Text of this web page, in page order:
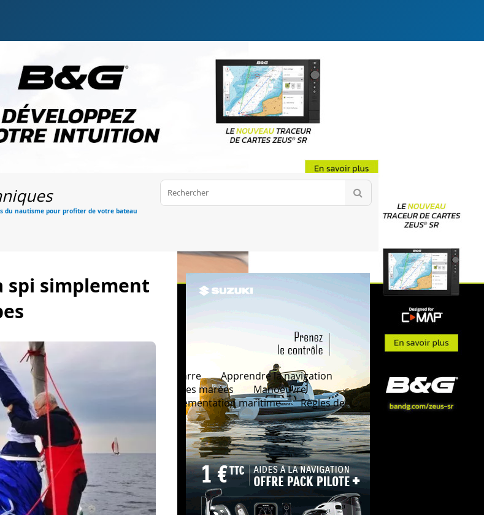
du nautisme pour profiter de votre bateau
Vous avez une minute ? Amarre
Apprendre la navigation
GPS Horaires des marées
Manoeuvre
bateau Réglementation maritime
Règles de
spi simplement